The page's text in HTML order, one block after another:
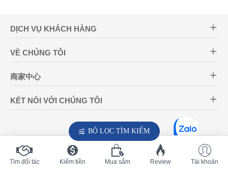
DỊCH VỤ KHÁCH HÀNG
VỀ CHÚNG TÔI
商家中心
KẾT NỐI VỚI CHÚNG TÔI
Tìm đối tác Kiếm tiền Mua sắm Review Tài khoản
BỘ LỌC TÌM KIẾM